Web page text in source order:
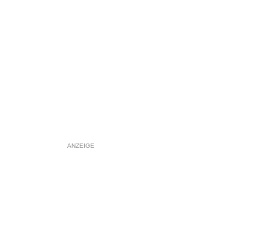
ANZEIGE